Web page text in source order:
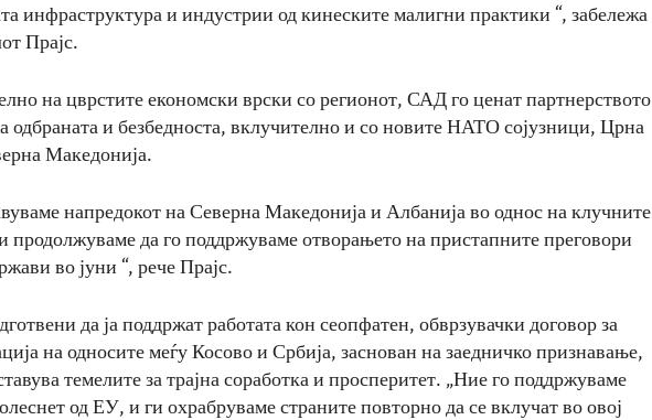
инфраструктура и индустрии од кинеските малигни практики “, забележа
Прајс.
на цврстите економски врски со регионот, САД го ценат партнерството
одбраната и безбедноста, вклучително и со новите НАТО сојузници, Црна
Македонија.
напредокот на Северна Македонија и Албанија во однос на клучните
продолжуваме да го поддржуваме отворањето на пристапните преговори
во јуни “, рече Прајс.
да ја поддржат работата кон сеопфатен, обврзувачки договор за
на односите меѓу Косово и Србија, заснован на заедничко признавање,
темелите за трајна соработка и просперитет. „Ние го поддржуваме
од ЕУ, и ги охрабруваме страните повторно да се вклучат во овој